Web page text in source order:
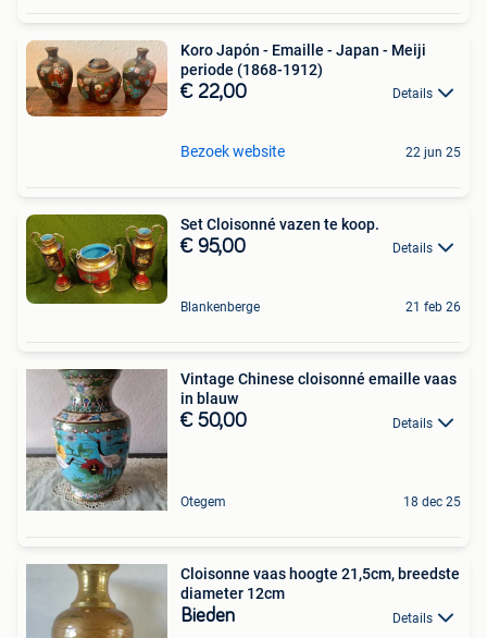
Koro Japón - Emaille - Japan - Meiji
periode (1868-1912)
€ 22,00 Details
Bezoek website 22 jun 25
Set Cloisonné vazen te koop.
€ 95,00 Details
Blankenberge 21 feb 26
Vintage Chinese cloisonné emaille vaas
in blauw
€ 50,00 Details
Otegem 18 dec 25
Cloisonne vaas hoogte 21,5cm, breedste
diameter 12cm
Bieden Details